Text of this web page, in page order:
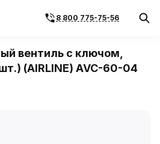
8 800 775-75-56
вентиль с ключом,
(AIRLINE) AVC-60-04